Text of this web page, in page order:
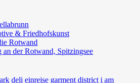
& Friedhofskunst
Rotwand
der Rotwand, Spitzingsee
deli einreise garment district i am